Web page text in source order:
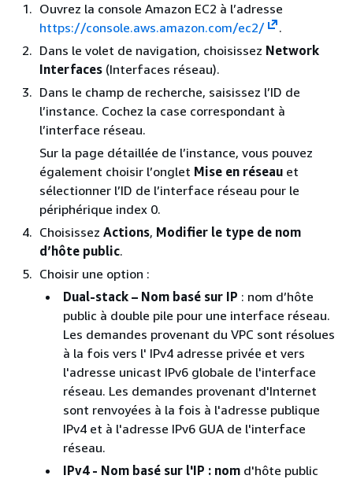
Ouvrez la console Amazon EC2 à l’adresse
https://console.aws.amazon.com/ec2/
.
Dans le volet de navigation, choisissez Network
Interfaces (Interfaces réseau).
Dans le champ de recherche, saisissez l’ID de
l’instance. Cochez la case correspondant à
l’interface réseau.
Sur la page détaillée de l’instance, vous pouvez
également choisir l’onglet Mise en réseau et
sélectionner l’ID de l’interface réseau pour le
périphérique index 0.
Choisissez Actions, Modifier le type de nom
d’hôte public.
Choisir une option :
Dual-stack – Nom basé sur IP : nom d’hôte
public à double pile pour une interface réseau.
Les demandes provenant du VPC sont résolues
à la fois vers l' IPv4 adresse privée et vers
l'adresse unicast IPv6 globale de l'interface
réseau. Les demandes provenant d'Internet
sont renvoyées à la fois à l'adresse publique
IPv4 et à l'adresse IPv6 GUA de l'interface
réseau.
IPv4 - Nom basé sur l'IP : nom d'hôte public